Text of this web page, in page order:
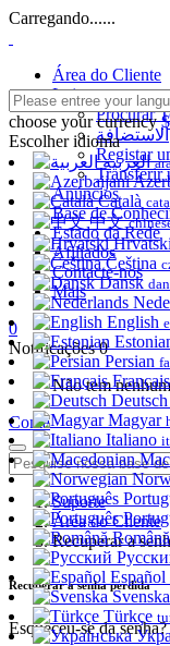
Carregando......
Área do Cliente
Loja
Procurar
الاستضافة
Registar
Transferir
Anúncios
Base de
Estado da Rede
Afiliados
Contacte-nos
Mais
0
Notificações0
Não tem
Conta
Suporte
Área do Cliente
Recuperar a
Recuperar a senha perdida
Esqueceu-se da
choose your currency
Escolher idioma
العربية
Català
中文
Hrvatski
Čeština
Dansk
English
Persian
Deutsch
Magyar
Italiano
Español
Svenska
Türkçe